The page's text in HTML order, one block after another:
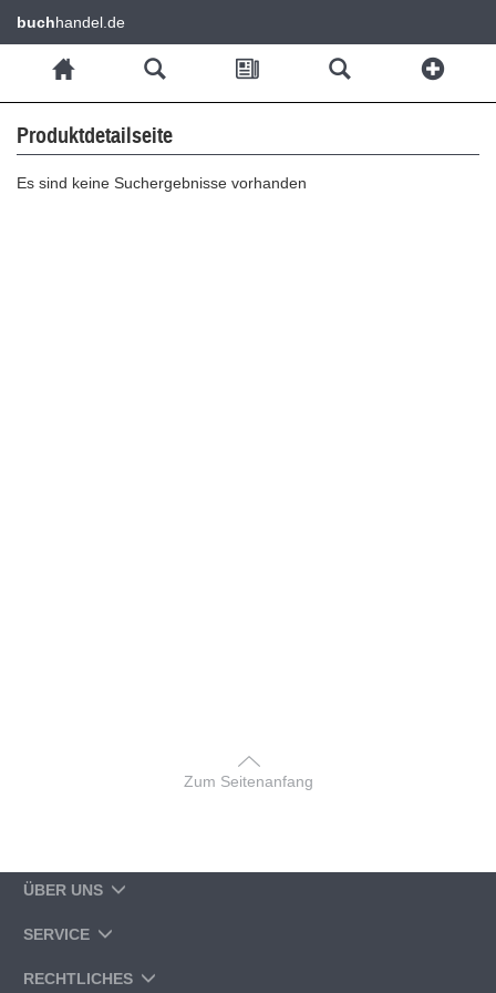
buchhandel.de
Produktdetailseite
Es sind keine Suchergebnisse vorhanden
Zum Seitenanfang
ÜBER UNS
SERVICE
RECHTLICHES